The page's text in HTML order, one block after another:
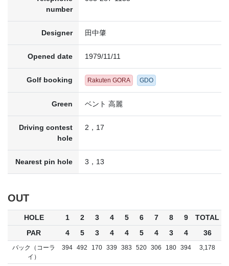
number
Designer 田中肇
Opened date 1979/11/11
Golf booking Rakuten GORA GDO
Green ベント 高麗
Driving contest
hole
2，17
Nearest pin hole 3，13
OUT
HOLE 1 2 3 4 5 6 7 8 9
TOTAL
PAR
4 5 3 4 4 5 4 3 4 36
バック（コーラ
イ）
394 492 170 339 383 520 306 180 394 3,178